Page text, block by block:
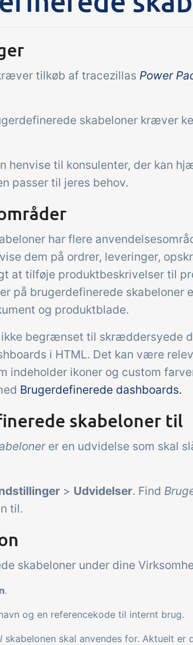
helt
dokumenter og
dashboards!
tilkøb af tracezillas Power
skabeloner kræver
henvise til konsulenter, der kan
passer til jeres behov.
har flere
dem på ordrer, leveringer,
at tilføje produktbeskrivelser til
på brugerdefinerede skabeloner
og produktblade.
ikke begrænset til skræddersyede
i HTML. Det kan være
indeholder ikoner og custom
Brugerdefinerede dashboards.
skabeloner til
er en udvidelse som skal
> Udvidelser. Find
til.
skabeloner under dine
.
og en referencekode til internt brug.
skabelonen skal anvendes for. Aktuelt er